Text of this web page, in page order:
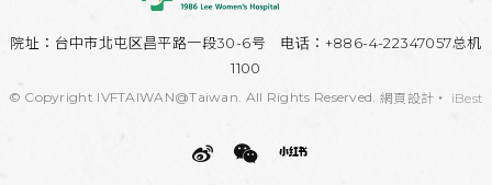
院址： 台中市北屯区昌平路一段30-6号 电话：+886-4-22347057总机
1100
© Copyright IVFTAIWAN@Taiwan. All Rights Reserved. 網頁設計 ‧ iBest